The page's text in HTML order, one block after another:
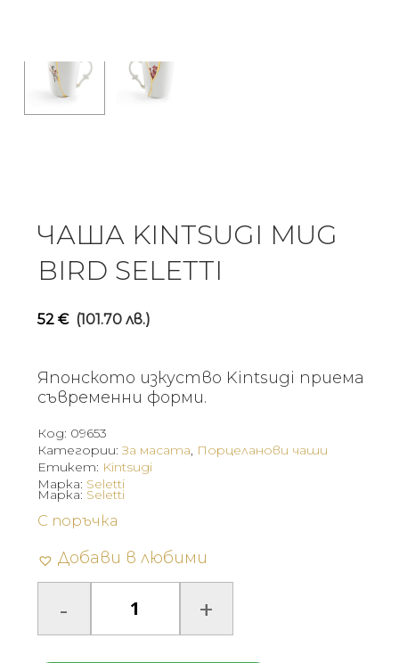
ЧАША KINTSUGI MUG
BIRD SELETTI
52 € (101.70 лв.)
Японското изкуство Kintsugi приема
съвременни форми.
Код: 09653
Категории:За масата, Порцеланови чаши
Етикет: Kintsugi
Марка: Seletti
С поръчка
Добави в любими
Марка: Seletti